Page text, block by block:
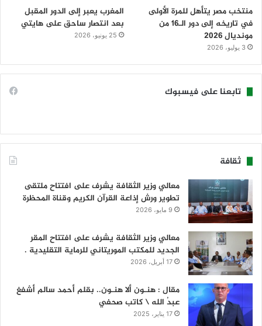
منتخب مصر يتأهل للمرة الأولى
في تاريخه إلى دور الـ16 من
مونديال 2026
3 يوليو، 2026
المغرب يعبر إلى الدور المقبل
بعد انتصار ساحق على هايتي
25 يونيو، 2026
تابعنا على فيسبوك
ثقافة
معالي وزير الثقافة يشرف على افتتاح ملتقى
تطوير ورش إذاعة القرآن الكريم وقناة المحظرة
9 مايو، 2026
معالي وزير الثقافة يشرف على افتتاح المقر
الجديد للمكتب الموريتاني للرماية التقليدية .
17 أبريل، 2026
مقال : هنـون ألا هنـون.. بقلم أحمد سالم أشفغ
عبدُ الله \ كاتب صحفي
17 يناير، 2025